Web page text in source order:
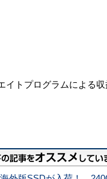
イトプログラムによる